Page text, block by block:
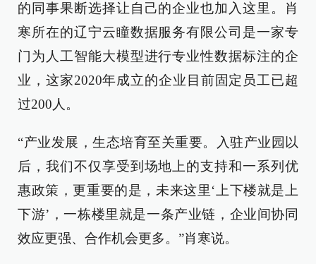
的同事果断选择让自己的企业也加入这里。肖
寒所在的辽宁云瞳数据服务有限公司是一家专
门为人工智能大模型进行专业性数据标注的企
业，这家2020年成立的企业目前固定员工已超
过200人。
“产业发展，生态培育至关重要。入驻产业园以
后，我们不仅享受到场地上的支持和一系列优
惠政策，更重要的是，未来这里‘上下楼就是上
下游’，一栋楼里就是一条产业链，企业间协同
效应更强、合作机会更多。”肖寒说。